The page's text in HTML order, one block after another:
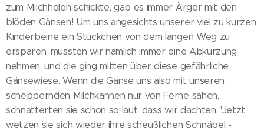
zum Milchholen schickte, gab es immer Ärger mit den
blöden Gänsen! Um uns angesichts unserer viel zu kurzen
Kinderbeine ein Stückchen von dem langen Weg zu
ersparen, mussten wir nämlich immer eine Abkürzung
nehmen, und die ging mitten über diese gefährliche
Gänsewiese. Wenn die Gänse uns also mit unseren
scheppernden Milchkannen nur von Ferne sahen,
schnatterten sie schon so laut, dass wir dachten: 'Jetzt
wetzen sie sich wieder ihre scheußlichen Schnäbel -